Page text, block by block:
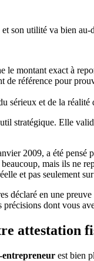
son utilité va bien
le montant exact à
de référence pour
sérieux et de la
stratégique. Elle
2009, a été
mais ils ne
et pas seulement
déclaré en une
dont vous
attestation
entrepreneur est bien